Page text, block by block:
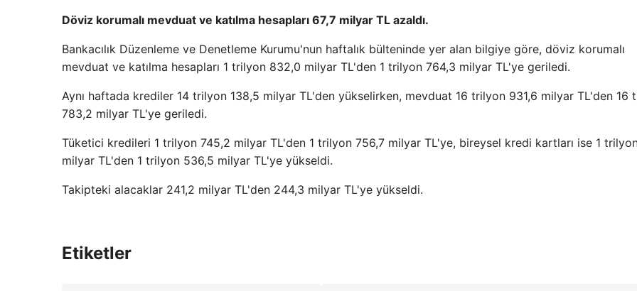
Döviz korumalı mevduat ve katılma hesapları 67,7 milyar TL azaldı.
Bankacılık Düzenleme ve Denetleme Kurumu'nun haftalık bülteninde yer alan bilgiye göre, döviz korumalı
mevduat ve katılma hesapları 1 trilyon 832,0 milyar TL'den 1 trilyon 764,3 milyar TL'ye geriledi.
Aynı haftada krediler 14 trilyon 138,5 milyar TL'den yükselirken, mevduat 16 trilyon 931,6 milyar TL'den 16
783,2 milyar TL'ye geriledi.
Tüketici kredileri 1 trilyon 745,2 milyar TL'den 1 trilyon 756,7 milyar TL'ye, bireysel kredi kartları ise 1
milyar TL'den 1 trilyon 536,5 milyar TL'ye yükseldi.
Takipteki alacaklar 241,2 milyar TL'den 244,3 milyar TL'ye yükseldi.
Etiketler